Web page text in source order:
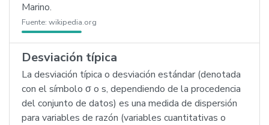
Marino.
Fuente: wikipedia.org
Desviación típica
La desviación típica o desviación estándar (denotada
con el símbolo σ o s, dependiendo de la procedencia
del conjunto de datos) es una medida de dispersión
para variables de razón (variables cuantitativas o